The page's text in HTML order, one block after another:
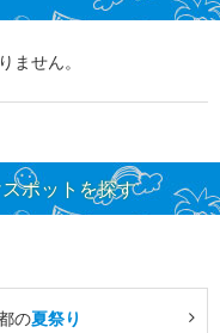
せん。
ポットを探す
の夏祭り